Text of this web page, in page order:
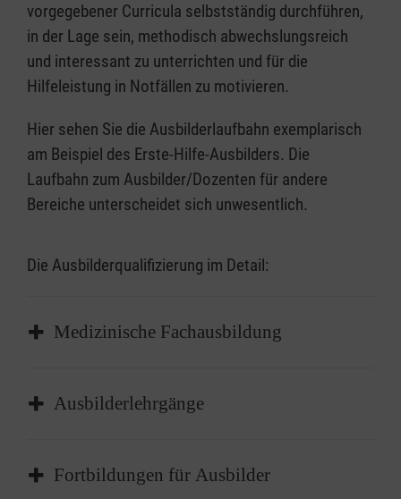
vorgegebener Curricula selbstständig durchführen,
in der Lage sein, methodisch abwechslungsreich
und interessant zu unterrichten und für die
Hilfeleistung in Notfällen zu motivieren.
Hier sehen Sie die Ausbilderlaufbahn exemplarisch
am Beispiel des Erste-Hilfe-Ausbilders. Die
Laufbahn zum Ausbilder/Dozenten für andere
Bereiche unterscheidet sich unwesentlich.
Die Ausbilderqualifizierung im Detail:
Medizinische Fachausbildung
Ausbilderlehrgänge
Fortbildungen für Ausbilder